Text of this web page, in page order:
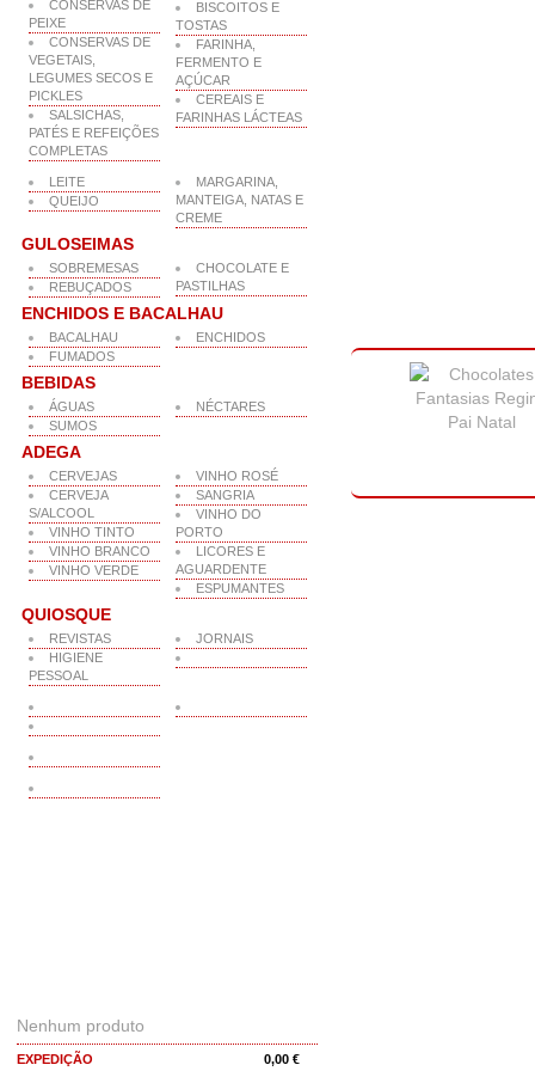
CONSERVAS DE
PEIXE
CONSERVAS DE
VEGETAIS,
LEGUMES SECOS E
PICKLES
SALSICHAS,
PATÉS E REFEIÇÕES
COMPLETAS
BISCOITOS E
TOSTAS
FARINHA,
FERMENTO E
AÇÚCAR
CEREAIS E
FARINHAS LÁCTEAS
LEITE
QUEIJO
MARGARINA,
MANTEIGA, NATAS E
CREME
GULOSEIMAS
SOBREMESAS
REBUÇADOS
CHOCOLATE E
PASTILHAS
ENCHIDOS E BACALHAU
BACALHAU
FUMADOS
ENCHIDOS
BEBIDAS
ÁGUAS
SUMOS
NÉCTARES
ADEGA
CERVEJAS
CERVEJA
S/ALCOOL
VINHO TINTO
VINHO BRANCO
VINHO VERDE
VINHO ROSÉ
SANGRIA
VINHO DO
PORTO
LICORES E
AGUARDENTE
ESPUMANTES
QUIOSQUE
REVISTAS
HIGIENE
PESSOAL
JORNAIS
Nenhum produto
EXPEDIÇÃO
0,00 €